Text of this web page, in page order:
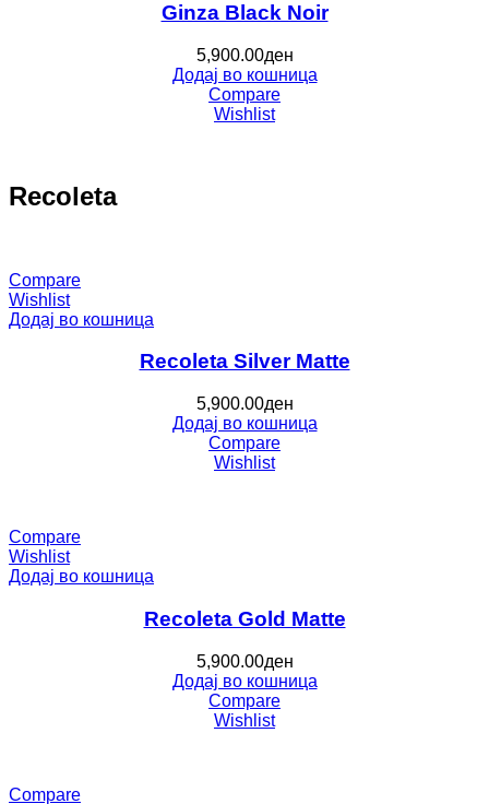
Ginza Black Noir
5,900.00ден
Додај во кошница
Compare
Wishlist
Recoleta
Compare
Wishlist
Додај во кошница
Recoleta Silver Matte
5,900.00ден
Додај во кошница
Compare
Wishlist
Compare
Wishlist
Додај во кошница
Recoleta Gold Matte
5,900.00ден
Додај во кошница
Compare
Wishlist
Compare